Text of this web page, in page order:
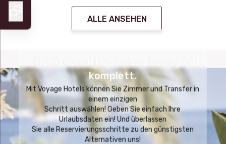
ALLE ANSEHEN
komplett.
Mit Voyage Hotels können Sie Zimmer und Transfer in
einem einzigen
Schritt auswählen! Geben Sie einfach Ihre
Urlaubsdaten ein! Und überlassen
Sie alle Reservierungsschritte zu den günstigsten
Alternativen uns!